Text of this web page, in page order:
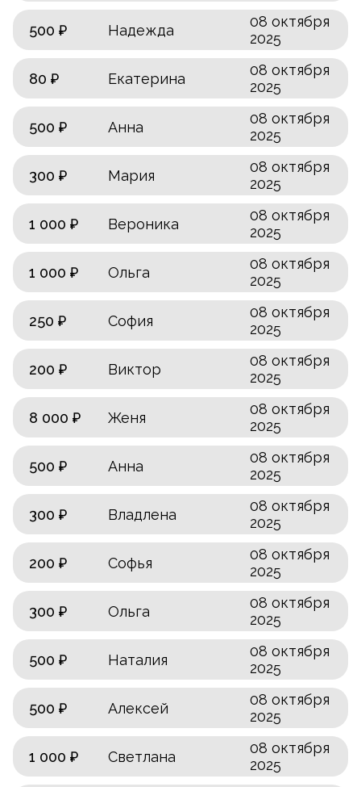
500 ₽ Надежда
08 октября
2025
80 ₽ Екатерина
08 октября
2025
500 ₽ Анна
08 октября
2025
300 ₽ Мария
08 октября
2025
1 000 ₽ Вероника
08 октября
2025
1 000 ₽ Ольга
08 октября
2025
250 ₽ София
08 октября
2025
200 ₽ Виктор
08 октября
2025
8 000 ₽ Женя
08 октября
2025
500 ₽ Анна
08 октября
2025
300 ₽ Владлена
08 октября
2025
200 ₽ Софья
08 октября
2025
300 ₽ Ольга
08 октября
2025
500 ₽ Наталия
08 октября
2025
500 ₽ Алексей
08 октября
2025
1 000 ₽ Светлана
08 октября
2025